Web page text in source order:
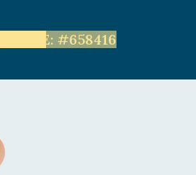
LEVE: #658416